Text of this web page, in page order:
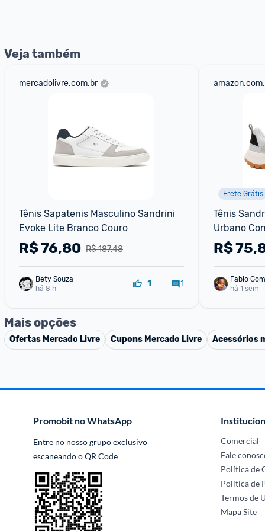
Veja também
mercadolivre.com.br
Tênis Sapatenis Masculino Sandrini
Evoke Lite Branco Couro
R$ 187,48
R$76,80
Bety Souza
há 8 h
1 1
Frete Grátis
Tênis
Urbano
R$
Fabio
há 1 sem
Mais opções
Ofertas Mercado Livre Cupons Mercado Livre Acessórios
Promobit no WhatsApp
Entre no nosso grupo exclusivo
escaneando o QR Code
Comercial
Fale
Política de
Política de
Termos de
Mapa Site